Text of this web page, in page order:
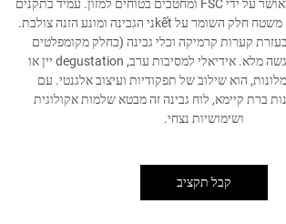
מקצועיים, מewood מאושר על ידי FSC ומחטבים בטוחים למזון. עמיד בתקנים
של FDA ו-LFGB, עם משטח חלק השומר על kếtני הגבינה ומונע הזנה צולבת.
קערות קרמיקה וכלי גבינה (כחלק מקומפלטים
לשריפוד) לפתרון הגשה מלא. אידיאלי למסיבות ערב, degustation יין או
הוא שילוב של תפקודיות ועיצוב אלגנטי. עם
ברת קיימא, לוח גבינה זה מבטא שלמות אקולוגית
ושימושיות נצחי.
קבל תקציב